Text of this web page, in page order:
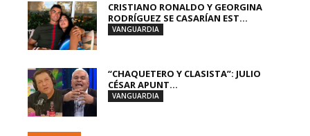
CRISTIANO RONALDO Y GEORGINA
RODRÍGUEZ SE CASARÍAN EST...
VANGUARDIA
“CHAQUETERO Y CLASISTA”: JULIO
CÉSAR APUNT...
VANGUARDIA